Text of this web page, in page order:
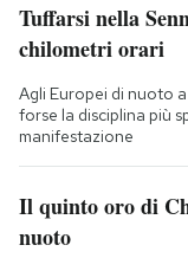
Tuffarsi nella
chilometri orari
Agli Europei di nuoto
forse la disciplina più
manifestazione
Il quinto oro di
nuoto